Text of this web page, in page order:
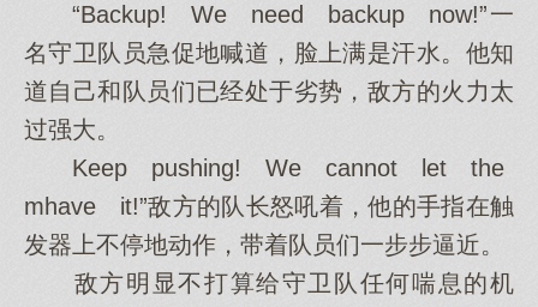
“Backup! We need backup now!”一
名守卫队员急促地喊道，脸上满是汗水。他知
道自己和队员们已经处于劣势，敌方的火力太
过强大。
Keep pushing! We cannot let the
mhave it!”敌方的队长怒吼着，他的手指在触
发器上不停地动作，带着队员们一步步逼近。
敌方明显不打算给守卫队任何喘息的机